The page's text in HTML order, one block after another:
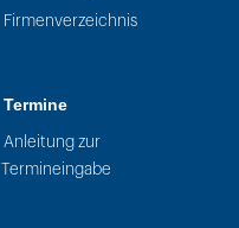
Firmenverzeichnis
Termine
Anleitung zur
Termineingabe